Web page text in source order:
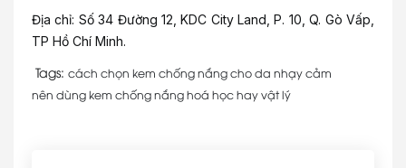
Địa chỉ: Số 34 Đường 12, KDC City Land, P. 10, Q. Gò Vấp,
TP Hồ Chí Minh.
Tags: cách chọn kem chống nắng cho da nhạy cảm
nên dùng kem chống nắng hoá học hay vật lý